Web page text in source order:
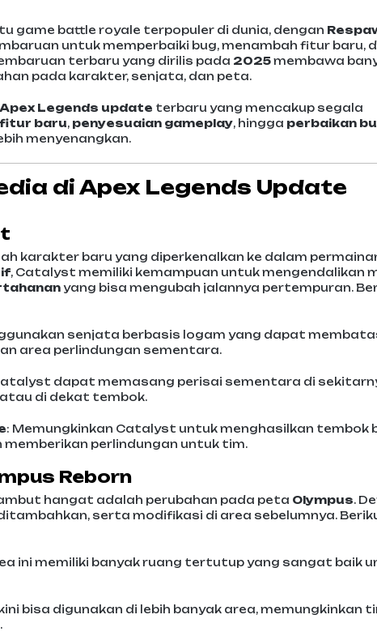
game battle royale terpopuler di dunia, dengan
untuk memperbaiki bug, menambah fitur baru,
terbaru yang dirilis pada 2025membawa
pada karakter, senjata, dan peta.
Apex Legends update terbaru yang mencakup segala
fitur baru, penyesuaian gameplay, hingga perbaikan
menyenangkan.
di Apex Legends Update
karakter baru yang diperkenalkan ke dalam
, Catalyst memiliki kemampuan untuk mengendalikan
yang bisa mengubah jalannya pertempuran.
senjata berbasis logam yang dapat
area perlindungan sementara.
dapat memasang perisai sementara di
di dekat tembok.
: Memungkinkan Catalyst untuk menghasilkan tembok
perlindungan untuk tim.
Reborn
hangat adalah perubahan pada peta Olympus.
serta modifikasi di area sebelumnya.
ini memiliki banyak ruang tertutup yang sangat baik
bisa digunakan di lebih banyak area, memungkinkan